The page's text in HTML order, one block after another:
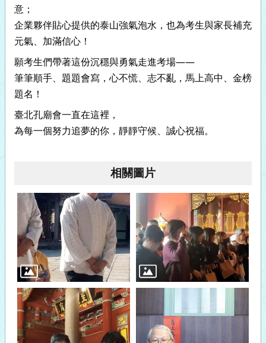
意；
企業夥伴貼心提供的泰山強氣泡水，也為考生與家長補充
元氣、加滿信心！
願考生們帶著這份沉穩與勇氣走進考場——
筆筆順手、題題會寫，心不慌、志不亂，馬上高中、金榜
題名！
臺北孔廟會一直在這裡，
為每一個努力追夢的你，靜靜守候、誠心祝福。
相關圖片